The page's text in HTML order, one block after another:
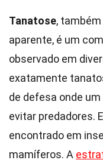
Tanatose,
aparente, é um
observado em
exatamente
de defesa onde
evitar predadores.
encontrado em
mamíferos. A